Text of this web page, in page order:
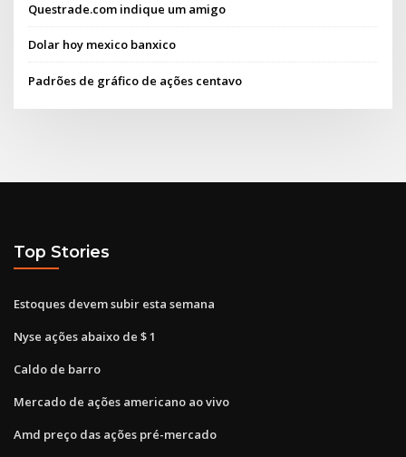
Questrade.com indique um amigo
Dolar hoy mexico banxico
Padrões de gráfico de ações centavo
Top Stories
Estoques devem subir esta semana
Nyse ações abaixo de $ 1
Caldo de barro
Mercado de ações americano ao vivo
Amd preço das ações pré-mercado